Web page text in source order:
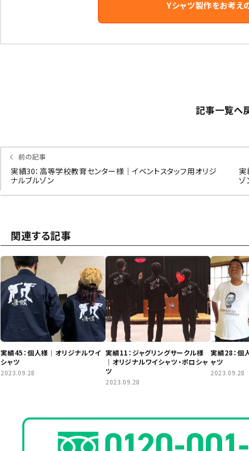
Yシャツ製作をお考え
記事一覧へ
前の記事
実績30：高等学校教育センター様｜イベントスタッフ用オリジ
ナルブルゾン
実
ゾ
関連する記事
実績45：個人様｜オリジナルワイ
シャツ
2023.09.28
実績11：ジャグリングサークル様
｜オリジナルワイシャツ・ポロシャ
ツ
2023.09.28
実績28：個
ャツ
2023.09.28